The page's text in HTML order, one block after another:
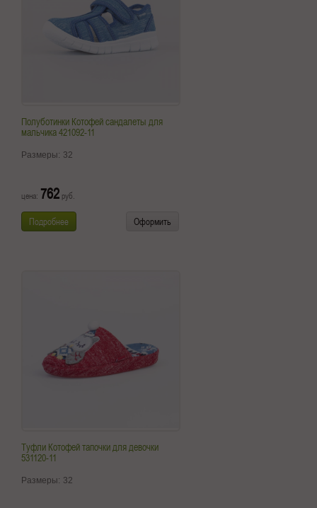
Полуботинки Котофей сандалеты для
мальчика 421092-11
Размеры: 32
цена: 762 руб.
Подробнее Оформить
Туфли Котофей тапочки для девочки
531120-11
Размеры: 32